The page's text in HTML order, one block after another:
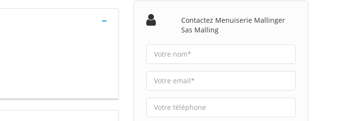
Contactez Menuiserie Mallinger
Sas Malling